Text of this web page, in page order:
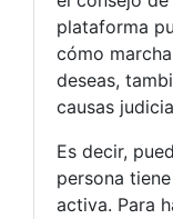
plataforma
cómo
deseas,
causas
Es decir,
persona
activa. Para